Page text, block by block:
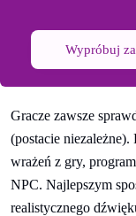
Wypróbuj
Gracze zawsze
(postacie
wrażeń z gry,
NPC. Najlepszym
realistycznego